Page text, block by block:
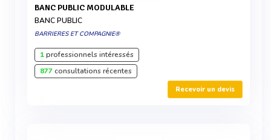
BANC PUBLIC MODULABLE
BANC PUBLIC
BARRIERES ET COMPAGNIE®
1professionnels intéressés
877consultations récentes
Recevoir un devis